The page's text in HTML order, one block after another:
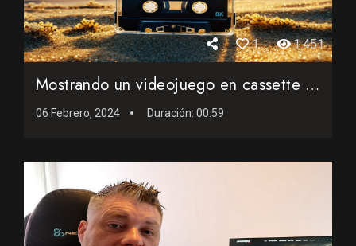
1 1.451
Mostrando un videojuego en cassette de los ochenta
06 Febrero, 2024 Duración: 00:59